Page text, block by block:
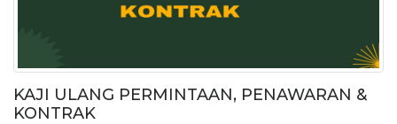
KAJI ULANG PERMINTAAN, PENAWARAN &
KONTRAK